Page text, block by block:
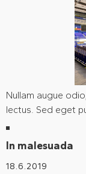
Nullam augue
lectus. Sed eget
In malesuada
18.6.2019